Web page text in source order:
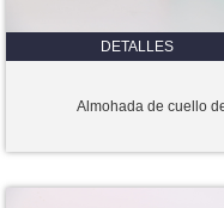
DETALLES
Almohada de cuello